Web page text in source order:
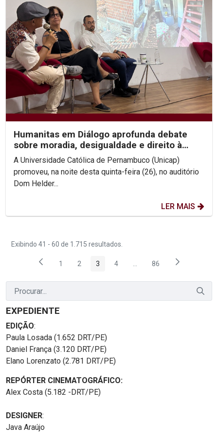
Humanitas em Diálogo aprofunda debate
sobre moradia, desigualdade e direito à
cidade
A Universidade Católica de Pernambuco (Unicap)
promoveu, na noite desta quinta-feira (26), no auditório
Dom Helder...
LER MAIS
Exibindo 41 - 60 de 1.715 resultados.
Página
1 Página
2 Página
3 Página
4 ...Páginas intermediárias
Página
86
EXPEDIENTE
EDIÇÃO:
Paula Losada (1.652 DRT/PE)
Daniel França (3.120 DRT/PE)
Elano Lorenzato (2.781 DRT/PE)
REPÓRTER CINEMATOGRÁFICO:
Alex Costa (5.182 -DRT/PE)
DESIGNER:
Java Araújo